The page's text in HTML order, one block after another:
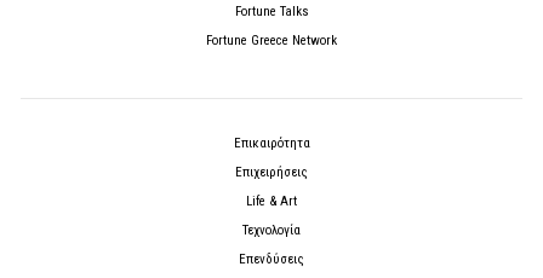
Fortune Talks
Fortune Greece Network
Επικαιρότητα
Επιχειρήσεις
Life & Art
Τεχνολογία
Επενδύσεις